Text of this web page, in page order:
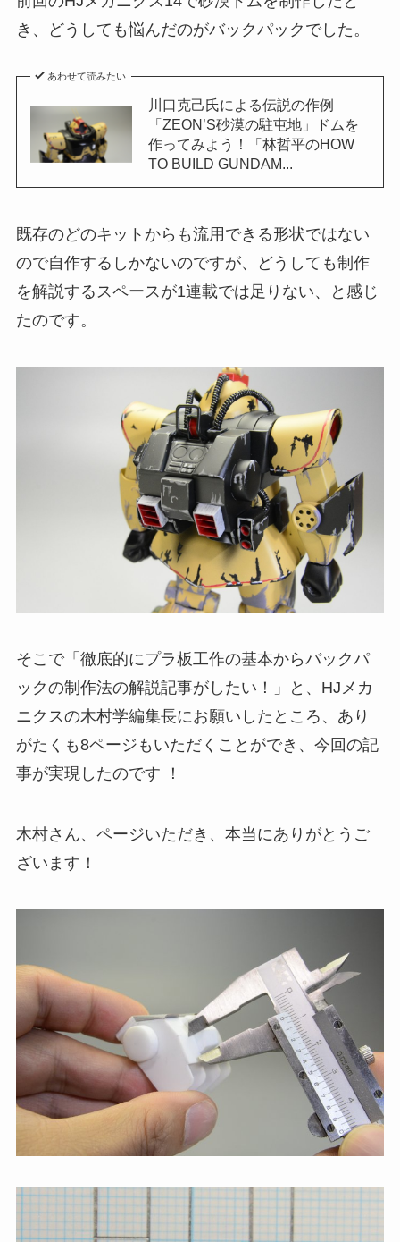
き、どうしても悩んだのがバックパックでした。
あわせて読みたい
川口克己氏による伝説の作例
「ZEON’S砂漠の駐屯地」ドムを
作ってみよう！「林哲平のHOW
TO BUILD GUNDAM...
既存のどのキットからも流用できる形状ではない
ので自作するしかないのですが、どうしても制作
を解説するスペースが1連載では足りない、と感じ
たのです。
そこで「徹底的にプラ板工作の基本からバックパ
ックの制作法の解説記事がしたい！」と、HJメカ
ニクスの木村学編集長にお願いしたところ、あり
がたくも8ページもいただくことができ、今回の記
事が実現したのです ！
木村さん、ページいただき、本当にありがとうご
ざいます！